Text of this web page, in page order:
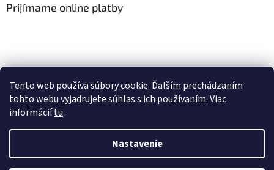
Tento web používa súbory cookie. Ďalším prechádzaním
tohto webu vyjadrujete súhlas s ich používaním. Viac
informáciítu.
Nastavenie
Prijímame online platby
Youtube T-CAM
Vytvoril Shoptet